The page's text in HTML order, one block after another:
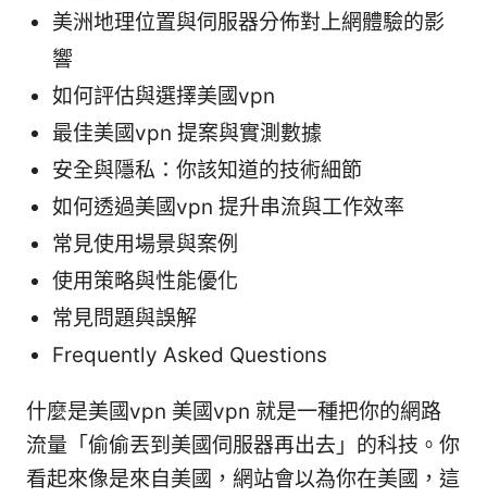
美洲地理位置與伺服器分佈對上網體驗的影
響
如何評估與選擇美國vpn
最佳美國vpn 提案與實測數據
安全與隱私：你該知道的技術細節
如何透過美國vpn 提升串流與工作效率
常見使用場景與案例
使用策略與性能優化
常見問題與誤解
Frequently Asked Questions
什麼是美國vpn 美國vpn 就是一種把你的網路
流量「偷偷丟到美國伺服器再出去」的科技。你
看起來像是來自美國，網站會以為你在美國，這